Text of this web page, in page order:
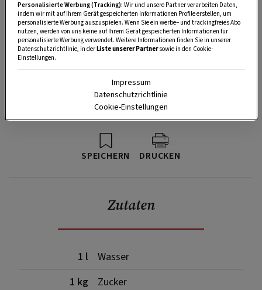
SPEICHERN DRUCKEN
Zutaten
1 l
Wasser
1 kg
Zucker
Personalisierte Werbung (Tracking): Wir und unsere Partner verarbeiten Daten,
indem wir mit auf Ihrem Gerät gespeicherten Informationen Profile erstellen, um
personalisierte Werbung auszuspielen. Wenn Sie ein werbe– und trackingfreies Abo
nutzen, werden von uns keine auf Ihrem Gerät gespeicherten Informationen für
personalisierte Werbung verwendet. Weitere Informationen finden Sie in unserer
Datenschutzrichtlinie, in derListe unserer Partnersowie in den Cookie-
Einstellungen.
Impressum
Datenschutzrichtlinie
Cookie-Einstellungen